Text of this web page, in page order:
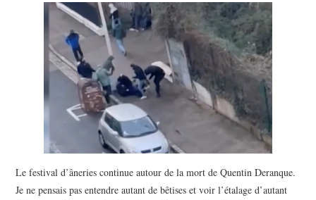
POLITIQUE
HISTOIRE
CULTURE
Le festival d’âneries continue autour de la mort de Quentin Deranque.
Je ne pensais pas entendre autant de bêtises et voir l’étalage d’autant